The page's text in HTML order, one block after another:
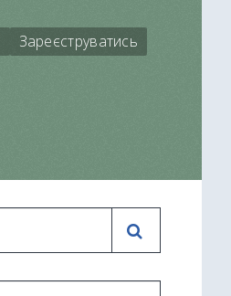
Зареєструватись